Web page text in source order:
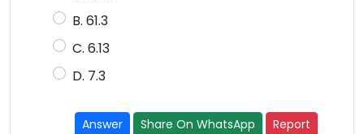
B. 61.3
C. 6.13
D. 7.3
Answer Share On WhatsApp Report